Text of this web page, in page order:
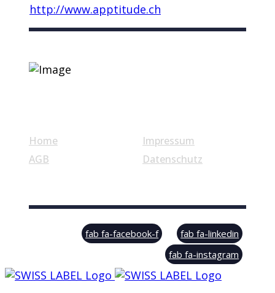
http://www.apptitude.ch
Home
AGB
Impressum
Datenschutz
© Swiss Label, All rights reserved
fab fa-facebook-f
fab fa-linkedin
fab fa-instagram